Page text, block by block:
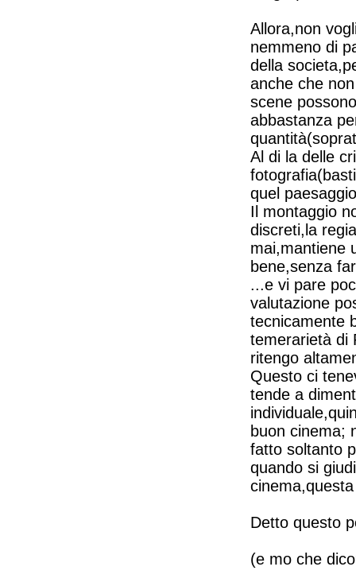
Allora,non
nemmeno di
della
anche che
scene
abbastanza
Al di la delle
quel
Il montaggio
discreti,la
mai,mantiene
bene,senza
...e vi pare
valutazione
tecnicamente
temerarietà di
ritengo
Questo ci
tende a
buon cinema;
fatto soltanto
quando si
Detto questo
(e mo che